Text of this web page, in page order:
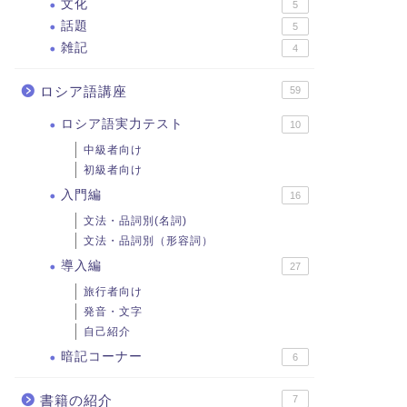
文化 5
話題 5
雑記 4
ロシア語講座 59
ロシア語実力テスト 10
中級者向け
初級者向け
入門編 16
文法・品詞別(名詞)
文法・品詞別（形容詞）
導入編 27
旅行者向け
発音・文字
自己紹介
暗記コーナー 6
書籍の紹介 7